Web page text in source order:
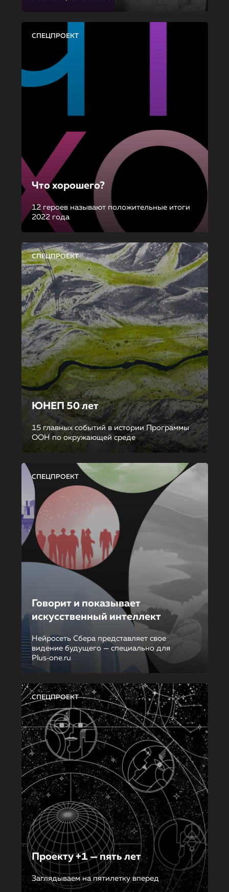
СПЕЦПРОЕКТ
Что хорошего?
12 героев называют положительные итоги
2022 года
СПЕЦПРОЕКТ
ЮНЕП 50 лет
15 главных событий в истории Программы
ООН по окружающей среде
СПЕЦПРОЕКТ
Говорит и показывает
искусственный интеллект
Нейросеть Сбера представляет свое
видение будущего — специально для
Plus‑one.ru
СПЕЦПРОЕКТ
Проекту +1 — пять лет
Заглядываем на пятилетку вперед